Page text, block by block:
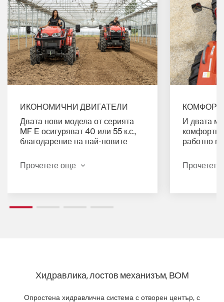
ИКОНОМИЧНИ ДВИГАТЕЛИ
Двата нови модела от серията
MF E осигуряват 40 или 55 к.с.,
благодарение на най-новите
стандарта Stage V, и плавни,
лесни за използване механични
Прочетете още
КОМФОРТ
И двата
работно
Хидравлика, лостов механизъм, ВОМ
Опростена хидравлична система с отворен център, с